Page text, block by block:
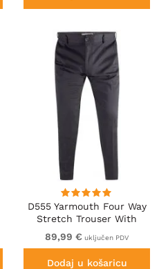
D555 Yarmouth Four Way
Stretch Trouser With
Flexible Waistband Black
89,99 € uključen PDV
Dodaj u košaricu